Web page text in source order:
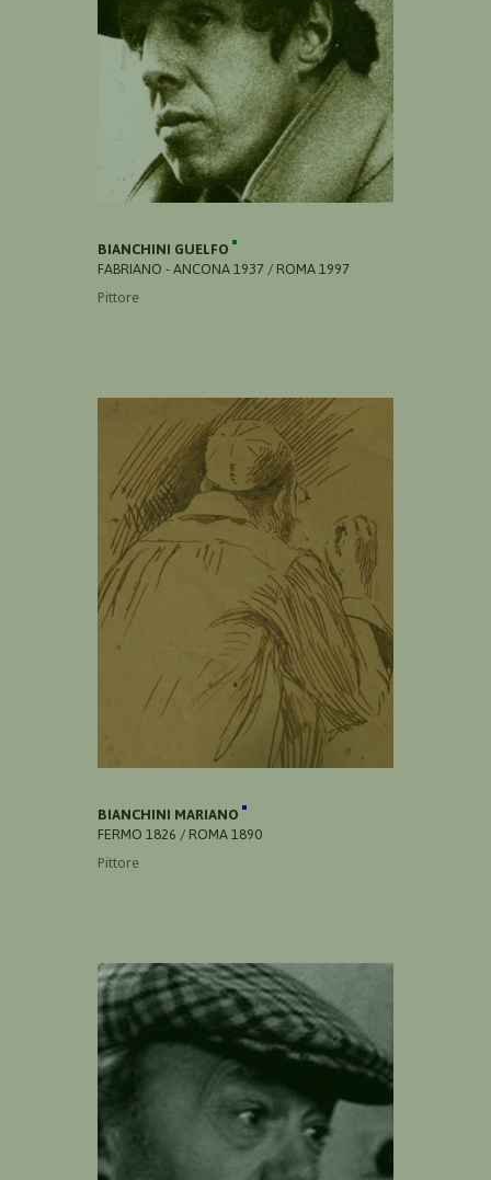
BIANCHINI GUELFO
FABRIANO - ANCONA 1937 / ROMA 1997
Pittore
BIANCHINI MARIANO
FERMO 1826 / ROMA 1890
Pittore